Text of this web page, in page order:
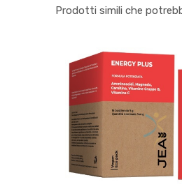
Prodotti simili che